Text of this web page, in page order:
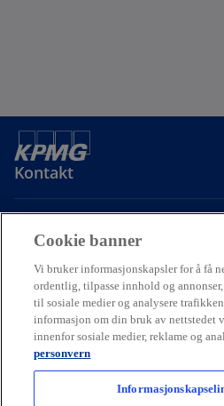
Kontakt
Om oss
Karriere
o
e
n
Cookie banner
Vi bruker informasjonskapsler for å få
ordentlig, tilpasse innhold og
til sosiale medier og analysere
informasjon om din bruk av nettstedet
innenfor sosiale medier, reklame og
personvern